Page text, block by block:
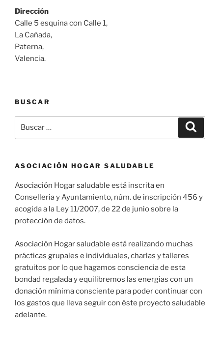
Dirección
Calle 5 esquina con Calle 1,
La Cañada,
Paterna,
Valencia.
BUSCAR
por:
ASOCIACIÓN HOGAR SALUDABLE
Asociación Hogar saludable está inscrita en
Conselleria y Ayuntamiento, núm. de inscripción 456 y
acogida a la Ley 11/2007, de 22 de junio sobre la
protección de datos.
Asociación Hogar saludable está realizando muchas
prácticas grupales e individuales, charlas y talleres
gratuitos por lo que hagamos consciencia de esta
bondad regalada y equilibremos las energias con un
donación mínima consciente para poder continuar con
los gastos que lleva seguir con éste proyecto saludable
adelante.